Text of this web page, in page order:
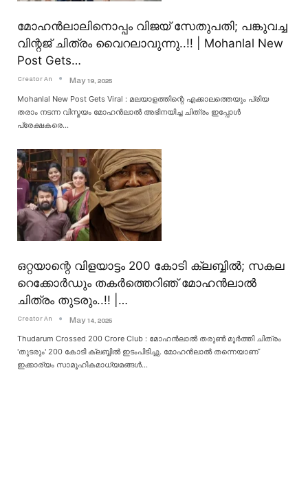
മോഹൻലാലിനൊപ്പം വിജയ് സേതുപതി; പങ്കുവച്ച
വിന്റജ് ചിത്രം വൈറലാവുന്നു..!! | Mohanlal New
Post Gets…
Creator An May 19, 2025
Mohanlal New Post Gets Viral : മലയാളത്തിന്റെ എക്കാലത്തെയും പ്രിയ
തരാം നടന്ന വിസ്മയം മോഹൻലാൽ അഭിനയിച്ച ചിത്രം ഇപ്പോൾ
പ്രേക്ഷകരെ…
ഒറ്റയാന്റെ വിളയാട്ടം 200 കോടി ക്ലബ്ബിൽ; സകല
റെക്കോർഡും തകർത്തെറിഞ് മോഹൻലാൽ
ചിത്രം തുടരും..!! |…
Creator An May 14, 2025
Thudarum Crossed 200 Crore Club : മോഹൻലാൽ തരുൺ മൂർത്തി ചിത്രം
'തുടരും' 200 കോടി ക്ലബ്ബിൽ ഇടംപിടിച്ചു. മോഹൻലാൽ തന്നെയാണ്
ഇക്കാര്യം സാമൂഹികമാധ്യമങ്ങൾ…